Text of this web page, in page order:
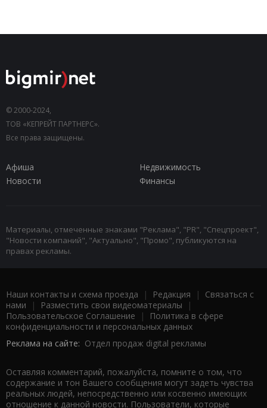
© 2000-2024,
ТОВ «КЕПРЕЙТ ПАРТНЕРС».
Все права защищены.
Афиша
Недвижимость
Новости
Финансы
Материалы, отмеченные знаками "Реклама", "PR", "Спецпроект",
"Новости компаний", "Актуально", "Промо", публикуются на
правах рекламы.
Наши контакты и схема проезда | Редакция | Связаться с
нами | Разместить свои видеоматериалы |
Пользовательское Соглашение |
Политика в сфере
конфиденциальности и персональных данных
Реклама на сайте: Отдел продаж digital рекламы
Оставляя комментарий, пожалуйста, помните о том, что
содержание и тон Вашего сообщения могут задеть чувства
реальных людей, непосредственно или косвенно имеющих
отношение к данной новости. Пользователи, которые